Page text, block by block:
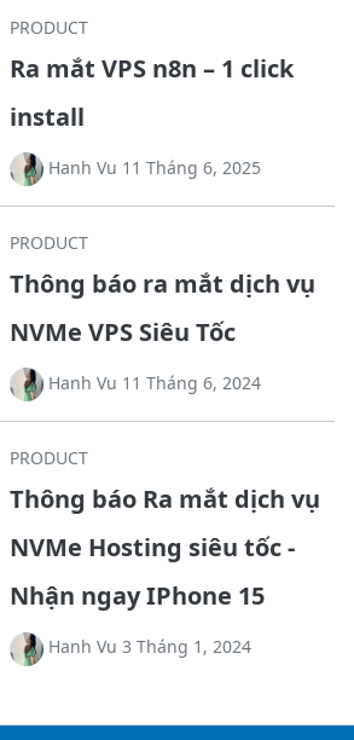
PRODUCT
Ra mắt VPS n8n – 1 click
install
Hanh Vu 11 Tháng 6, 2025
PRODUCT
Thông báo ra mắt dịch vụ
NVMe VPS Siêu Tốc
Hanh Vu 11 Tháng 6, 2024
PRODUCT
Thông báo Ra mắt dịch vụ
NVMe Hosting siêu tốc -
Nhận ngay IPhone 15
Hanh Vu 3 Tháng 1, 2024